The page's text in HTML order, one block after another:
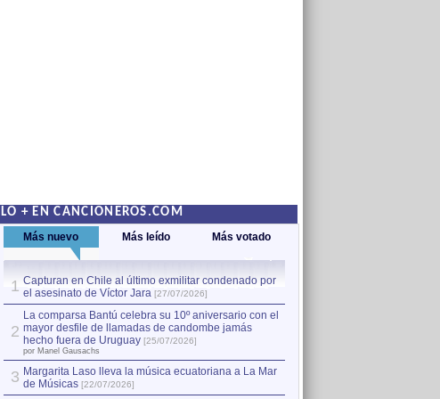
LO + EN CANCIONEROS.COM
Más nuevo Más leído Más votado
1 Capturan en Chile al último exmilitar condenado por
el asesinato de Víctor Jara [27/07/2026]
2
La comparsa Bantú celebra su 10º aniversario con el
mayor desfile de llamadas de candombe jamás
hecho fuera de Uruguay [25/07/2026]
por Manel Gausachs
3 Margarita Laso lleva la música ecuatoriana a La Mar
de Músicas [22/07/2026]